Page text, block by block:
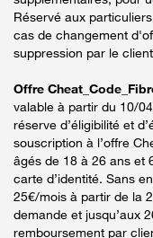
Réservé aux
cas de changement
suppression par le
Offre
valable à partir du 10/
réserve d’éligibilité et
souscription à l’offre
âgés de 18 à 26 ans et
carte d’identité. Sans
25€/mois à partir de la
demande et jusqu’aux
remboursement par